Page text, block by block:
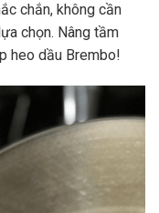
chắn, không cần
chọn. Nâng tầm
heo dầu Brembo!